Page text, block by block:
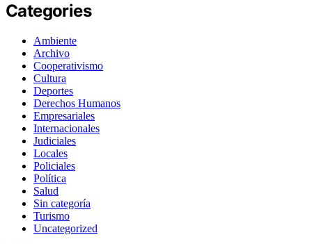
Categories
Ambiente
Archivo
Cooperativismo
Cultura
Deportes
Derechos Humanos
Empresariales
Internacionales
Judiciales
Locales
Policiales
Política
Salud
Sin categoría
Turismo
Uncategorized